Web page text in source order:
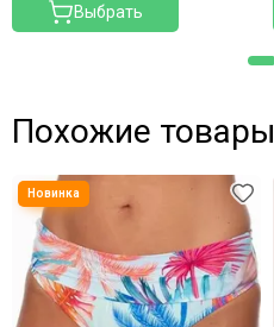
Выбрать
Похожие товары